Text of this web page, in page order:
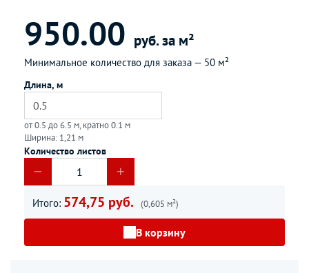
950.00 руб. за м²
Минимальное количество для заказа — 50 м²
Длина, м
от 0.5 до 6.5 м, кратно 0.1 м
Ширина: 1,21 м
Количество листов
Итого: 574,75 руб. (0,605 м²)
В корзину